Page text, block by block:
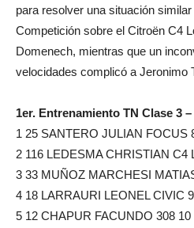
para resolver una situación
Competición sobre el Citroën C4
Domenech, mientras que un
velocidades complicó a Jeronimo
1er. Entrenamiento TN Clase 3
1 25 SANTERO JULIAN FOCUS
2 116 LEDESMA CHRISTIAN C4
3 33 MUÑOZ MARCHESI
4 18 LARRAURI LEONEL CIVIC
5 12 CHAPUR FACUNDO 308 10